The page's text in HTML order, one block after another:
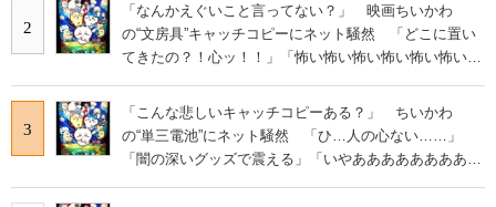
2
「なんかえぐいこと言ってない？」 映画ちいかわ
の“文房具”キャッチコピーにネット騒然 「どこに置い
てきたの？！心ッ！！」「怖い怖い怖い怖い怖い怖い怖
3
「こんな悲しいキャッチコピーある？」 ちいかわ
の“単三電池”にネット騒然 「ひ…人の心ない……」
「闇の深いグッズで震える」「いやあああああああああ